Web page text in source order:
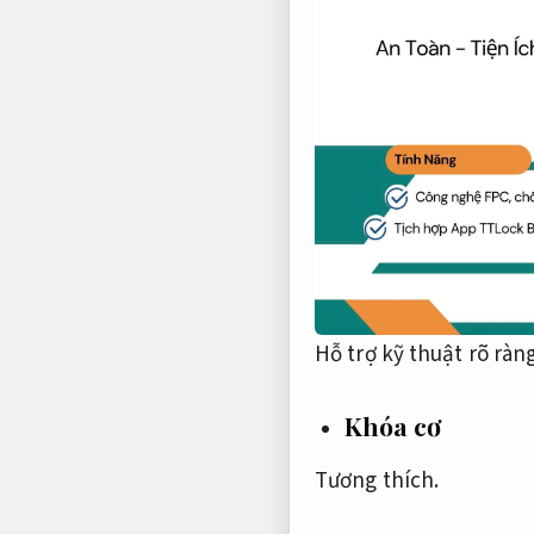
Hỗ trợ kỹ thuật rõ
Khóa cơ
Tương thích.